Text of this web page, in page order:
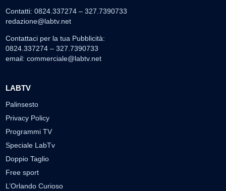
Contatti: 0824.337274 – 327.7390733
redazione@labtv.net
Contattaci per la tua Pubblicità:
0824.337274 – 327.7390733
email: commerciale@labtv.net
LABTV
Palinsesto
Privacy Policy
Programmi TV
Speciale LabTv
Doppio Taglio
Free sport
L’Orlando Curioso